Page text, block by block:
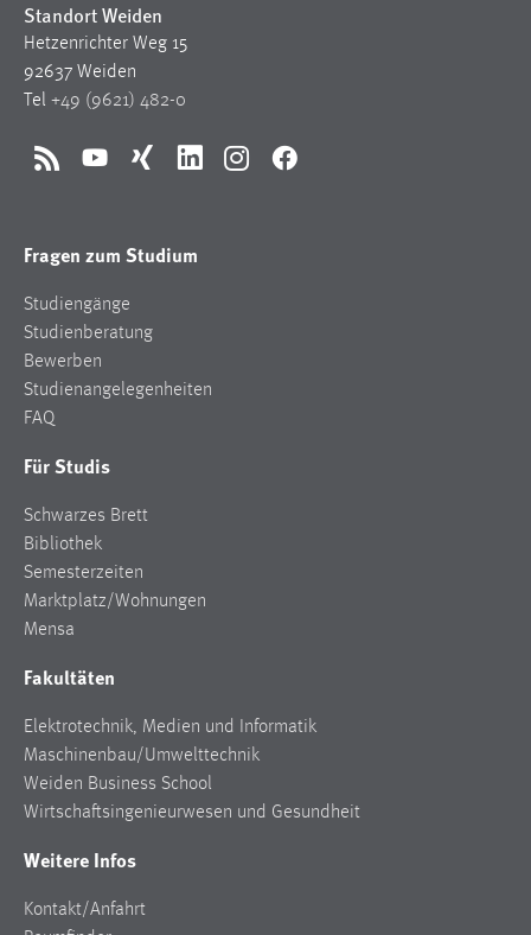
Standort Weiden
Hetzenrichter Weg 15
92637 Weiden
Tel +49 (9621) 482-0
RSS YouTubeXing LinkedInInstagramFacebook
Fragen zum Studium
Studiengänge
Studienberatung
Bewerben
Studienangelegenheiten
FAQ
Für Studis
Schwarzes Brett
Bibliothek
Semesterzeiten
Marktplatz/Wohnungen
Mensa
Fakultäten
Elektrotechnik, Medien und Informatik
Maschinenbau/Umwelttechnik
Weiden Business School
Wirtschaftsingenieurwesen und Gesundheit
Weitere Infos
Kontakt/Anfahrt